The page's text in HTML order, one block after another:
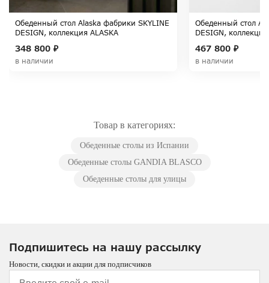
Обеденный стол Alaska фабрики SKYLINE
DESIGN, коллекция ALASKA
348 800 ₽
в наличии
Обеденный стол
DESIGN, коллекция
467 800 ₽
в наличии
Товар в категориях:
Обеденные столы из Испании
Обеденные столы GANDIA BLASCO
Обеденные столы для улицы
Подпишитесь на нашу рассылку
Новости, скидки и акции для подписчиков